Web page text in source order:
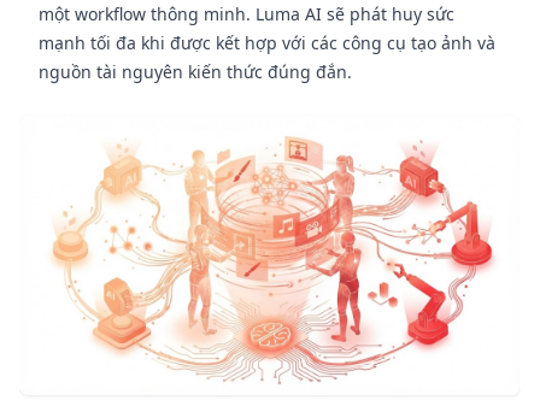
một workflow thông minh. Luma AI sẽ phát huy sức
mạnh tối đa khi được kết hợp với các công cụ tạo ảnh và
nguồn tài nguyên kiến thức đúng đắn.